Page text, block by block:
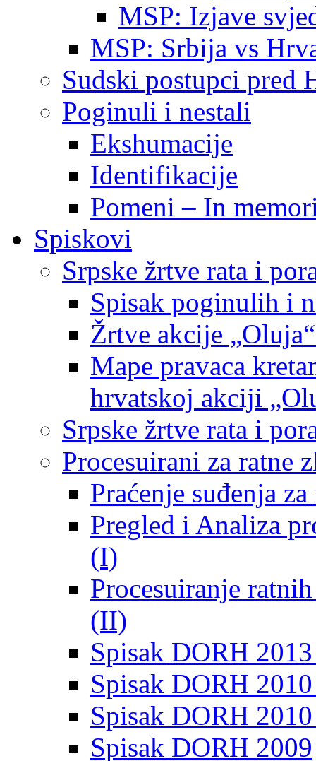
MSP: Izjave
MSP: Srbija vs
Sudski postupci pred
Poginuli i nestali
Ekshumacije
Identifikacije
Pomeni – In
Spiskovi
Srpske žrtve rata i
Spisak poginulih i
Žrtve akcije
Mape pravaca
hrvatskoj akciji
Srpske žrtve rata i
Procesuirani za ratne
Praćenje suđenja
Pregled i Analiza
(I)
Procesuiranje
(II)
Spisak DORH
Spisak DORH
Spisak DORH
Spisak DORH 2009